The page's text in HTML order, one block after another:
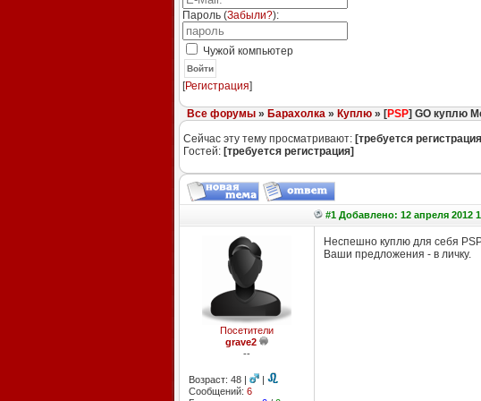
Пароль (Забыли?):
Чужой компьютер
Войти
[Регистрация]
Все форумы» Барахолка» Куплю» [PSP] GO куплю
Сейчас эту тему просматривают: [требуется
Гостей: [требуется регистрация]
#1 Добавлено: 12 апреля 2012
Посетители
grave2
--
Возраст: 48 |
|
Сообщений: 6
Неспешно куплю для себя
Ваши предложения - в личку.